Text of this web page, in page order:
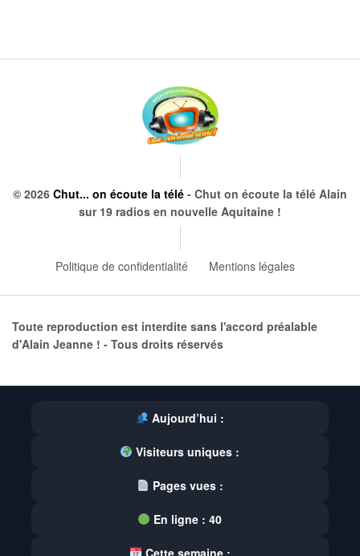
© 2026 Chut... on écoute la télé - Chut on écoute la télé Alain
sur 19 radios en nouvelle Aquitaine !
Politique de confidentialité Mentions légales
Toute reproduction est interdite sans l'accord préalable
d'Alain Jeanne ! - Tous droits réservés
Aujourd’hui :
Visiteurs uniques :
Pages vues :
En ligne :40